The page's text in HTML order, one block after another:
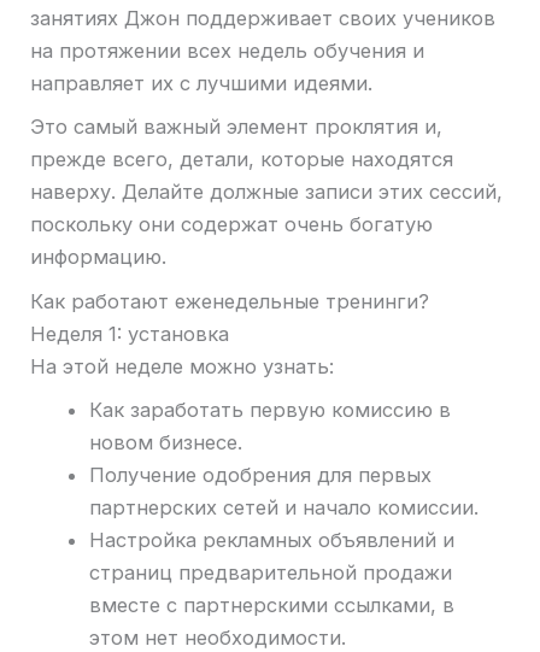
занятиях Джон поддерживает своих учеников
на протяжении всех недель обучения и
направляет их с лучшими идеями.
Это самый важный элемент проклятия и,
прежде всего, детали, которые находятся
наверху. Делайте должные записи этих сессий,
поскольку они содержат очень богатую
информацию.
Как работают еженедельные тренинги?
Неделя 1: установка
На этой неделе можно узнать:
Как заработать первую комиссию в
новом бизнесе.
Получение одобрения для первых
партнерских сетей и начало комиссии.
Настройка рекламных объявлений и
страниц предварительной продажи
вместе с партнерскими ссылками, в
этом нет необходимости.